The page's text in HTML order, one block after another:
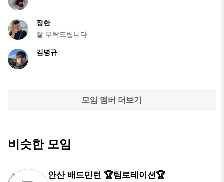
장한
잘 부탁드립니다
김병규
모임 멤버 더보기
비슷한 모임
안산 배드민턴 🏆팀로테이션🏆